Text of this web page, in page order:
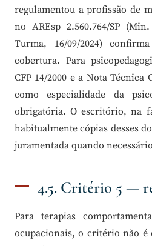
regulamentou a profissão de
no AREsp 2.560.764/SP
Turma, 16/09/2024)
cobertura. Para
CFP 14/2000 e a Nota Técnica
como especialidade da
obrigatória. O escritório, na
habitualmente cópias desses
juramentada quando
4.5. Critério 5 —
Para terapias
ocupacionais, o critério não